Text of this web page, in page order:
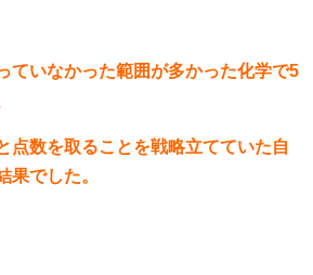
ていなかった範囲が多かった化学で5
点数を取ることを戦略立てていた自
果でした。